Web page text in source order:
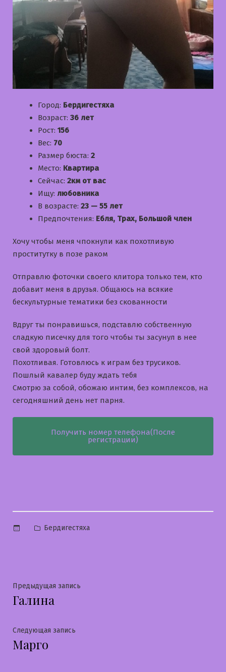
Город: Бердигестяха
Возраст: 36 лет
Рост: 156
Вес: 70
Размер бюста: 2
Место: Квартира
Сейчас: 2км от вас
Ищу: любовника
В возрасте: 23 — 55 лет
Предпочтения: Ебля, Трах, Большой член
Хочу чтобы меня чпокнули как похотливую
проститутку в позе раком
Отправлю фоточки своего клитора только тем, кто
добавит меня в друзья. Общаюсь на всякие
бескультурные тематики без скованности
Вдруг ты понравишься, подставлю собственную
сладкую писечку для того чтобы ты засунул в нее
свой здоровый болт.
Похотливая. Готовлюсь к играм без трусиков.
Пошлый кавалер буду ждать тебя
Смотрю за собой, обожаю интим, без комплексов, на
сегодняшний день нет парня.
Получить номер телефона(После
регистрации)
Опубликовано
Бердигестяха
Навигация
по
записям
Предыдущая запись
Галина
Следующая запись
Марго